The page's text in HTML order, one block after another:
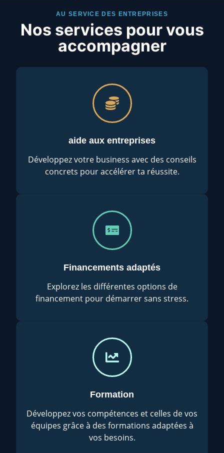
AU SERVICE DES ENTREPRISES
Nos services pour vous
accompagner
aide aux entreprises
Développez votre business avec des conseils
concrets pour accélérer ta réussite.
Financements adaptés
Explorez les différentes options de
financement pour démarrer sans stress.
Formation
Développez vos compétences et celles de vos
équipes grâce à des formations adaptées à
vos besoins.